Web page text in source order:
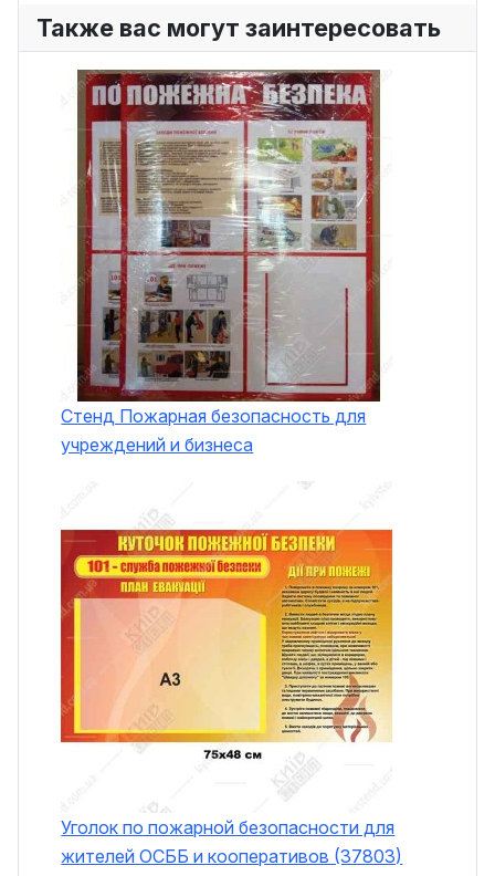
Также вас могут заинтересовать
Стенд Пожарная безопасность для
учреждений и бизнеса
Уголок по пожарной безопасности для
жителей ОСББ и кооперативов (37803)